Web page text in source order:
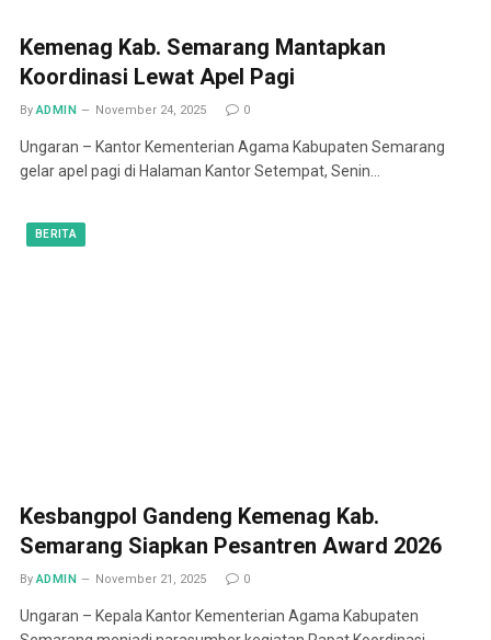
Kemenag Kab. Semarang Mantapkan
Koordinasi Lewat Apel Pagi
By ADMIN November 24, 2025 0
Ungaran – Kantor Kementerian Agama Kabupaten Semarang
gelar apel pagi di Halaman Kantor Setempat, Senin…
BERITA
Kesbangpol Gandeng Kemenag Kab.
Semarang Siapkan Pesantren Award 2026
By ADMIN November 21, 2025 0
Ungaran – Kepala Kantor Kementerian Agama Kabupaten